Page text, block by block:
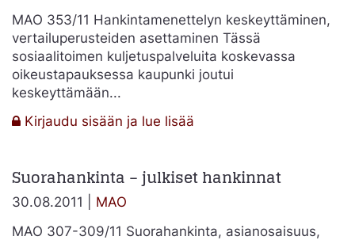
MAO 353/11 Hankintamenettelyn keskeyttäminen,
vertailuperusteiden asettaminen Tässä
sosiaalitoimen kuljetuspalveluita koskevassa
oikeustapauksessa kaupunki joutui
keskeyttämään...
Kirjaudu sisään ja lue lisää
–
Suorahankinta – julkiset hankinnat
30.08.2011 | MAO
MAO 307-309/11 Suorahankinta, asianosaisuus,